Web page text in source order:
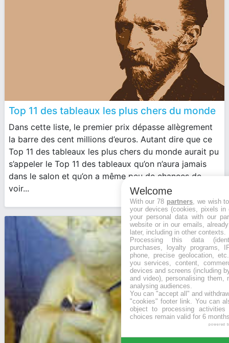
Top 11 des tableaux les plus chers du monde
Dans cette liste, le premier prix dépasse allègrement
la barre des cent millions d’euros. Autant dire que ce
Top 11 des tableaux les plus chers du monde aurait pu
s’appeler le Top 11 des tableaux qu’on n’aura jamais
dans le salon et qu’on a même peu de chances de
voir...
Welcome
With our 78 partners, we wish
your devices (cookies, pixels
your personal data with our
website or in our emails,
later, including in other contexts.
Processing this data
purchases, loyalty programs,
phone, precise geolocation,
you services, content,
devices and screens (including
and video), personalising them,
analysing audiences.
You can "accept all" and
"cookies" footer link. You can
object to processing
choices remain valid for 6
powered